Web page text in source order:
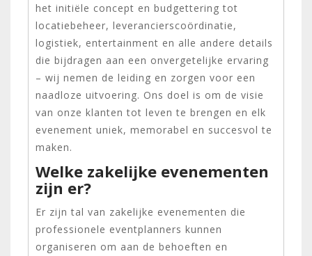
het initiële concept en budgettering tot
locatiebeheer, leverancierscoördinatie,
logistiek, entertainment en alle andere details
die bijdragen aan een onvergetelijke ervaring
– wij nemen de leiding en zorgen voor een
naadloze uitvoering. Ons doel is om de visie
van onze klanten tot leven te brengen en elk
evenement uniek, memorabel en succesvol te
maken.
Welke zakelijke evenementen
zijn er?
Er zijn tal van zakelijke evenementen die
professionele eventplanners kunnen
organiseren om aan de behoeften en